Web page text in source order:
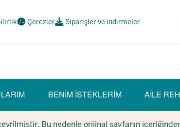
Çerezler Siparişler ve indirmeler
BENIM ISTEKLERIM AILE
Bu nedenle orijinal sayfanın